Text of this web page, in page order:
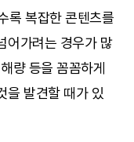
록 복잡한 콘텐츠를
어가려는 경우가 많
량 등을 꼼꼼하게
을 발견할 때가 있